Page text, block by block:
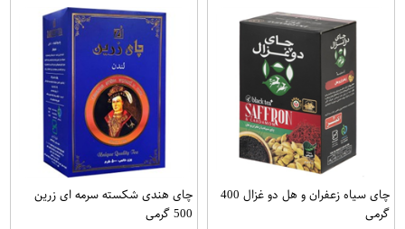
چای سیاه زعفران و هل دو غزال 400
گرمی
چای هندی شکسته سرمه ای زرین
500 گرمی